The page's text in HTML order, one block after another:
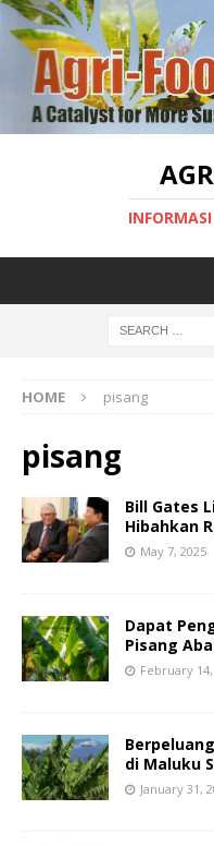
HOME pisang
pisang
Bill Gates
Hibahkan
May 7, 2025
Dapat
Pisang
February 14,
di Maluku
January 31,